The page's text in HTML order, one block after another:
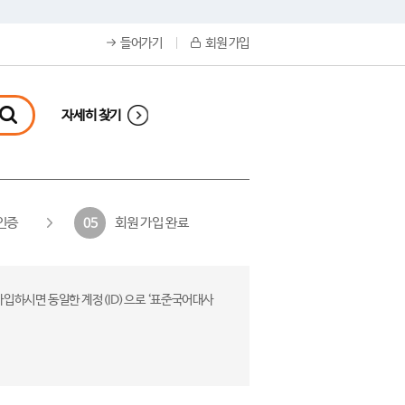
들어가기 회원 가입
자세히 찾기
증 05 회원 가입 완료
하시면 동일한 계정(ID)으로 ‘표준국어대사